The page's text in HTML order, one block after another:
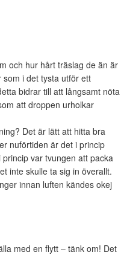
och hur hårt träslag de än är
i det tysta utför ett
bidrar till att långsamt nöta
att droppen urholkar
Det är lätt att hitta bra
nuförtiden är det i princip
var tvungen att packa
inte skulle ta sig in överallt.
innan luften kändes okej
med en flytt – tänk om! Det